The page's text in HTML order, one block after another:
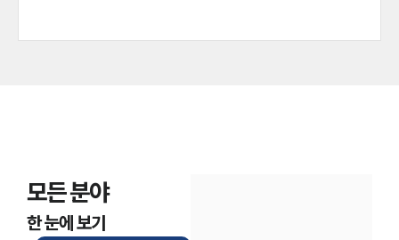
모든 분야
한 눈에 보기